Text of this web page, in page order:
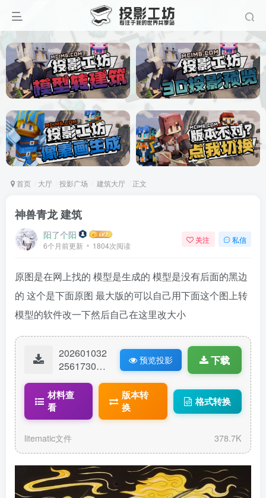
首页 大厅 投影广场 建筑大厅 正文
神兽青龙 建筑
阳了个阳
6个月前更新 1804次阅读
关注 私信
原图是在网上找的 模型是生成的 模型是没有后面的黑边
的 这个是下面原图 最大版的可以自己用下面这个图上转
模型的软件改一下然后自己在这里改大小
202601032
25617306-
ic
预览投影 下载
材料查
看
版本转
换
格式转换
litematic文件 378.7K